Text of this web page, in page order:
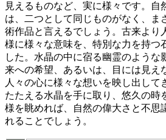
見えるものなど、実に様々です。
自
は、二つとして同じものがなく、ま
術作品と言えるでしょう。古来より
様に様々な意味を、特別な力を持つ
した。 水晶の中に宿る幽霊のような
来への希望、あるいは、目には見え
人々の心に様々な想いを映し出して
たたえる水晶を手に取り、 悠久の時
様を眺めれば、自然の偉大さと不思
れることでしょう。